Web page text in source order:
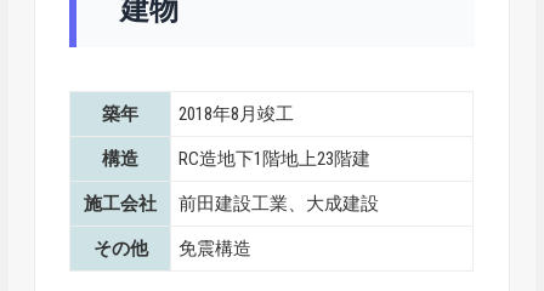
建物
築年 2018年8月竣工
構造 RC造地下1階地上23階建
施工会社 前田建設工業、大成建設
その他 免震構造